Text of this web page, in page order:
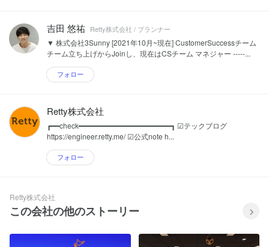
吉田 悠祐 Retty株式会社 / プランナー
▼ 株式会社3Sunny [2021年10月~現在] CustomerSuccessチーム
チーム立ち上げからJoinし、現在はCSチーム マネジャー -----...
フォロー
Retty株式会社
┏━━check━━━━━━━━━━━━━━━━━━━━━━┓ ☑テックブログ
https://engineer.retty.me/ ☑公式note h...
フォロー
Retty株式会社
この会社の他のストーリー